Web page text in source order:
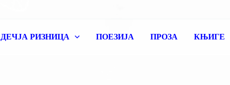
ДЕЧЈА РИЗНИЦА ПОЕЗИЈА ПРОЗА КЊИГЕ